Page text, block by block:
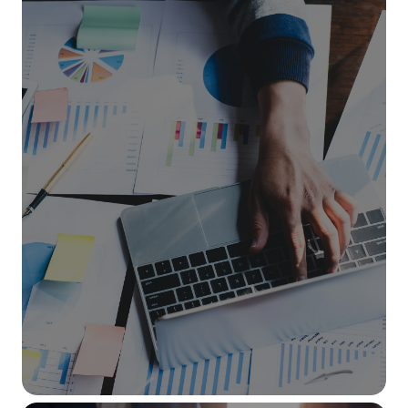
ESPONI A DPE
Richiedi un preventivo